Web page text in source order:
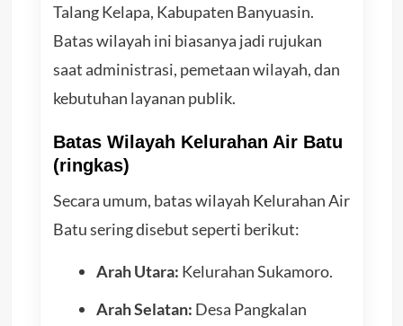
Talang Kelapa, Kabupaten Banyuasin.
Batas wilayah ini biasanya jadi rujukan
saat administrasi, pemetaan wilayah, dan
kebutuhan layanan publik.
Batas Wilayah Kelurahan Air Batu
(ringkas)
Secara umum, batas wilayah Kelurahan Air
Batu sering disebut seperti berikut:
Arah Utara: Kelurahan Sukamoro.
Arah Selatan: Desa Pangkalan